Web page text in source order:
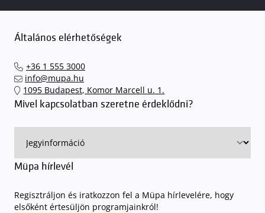
Általános elérhetőségek
+36 1 555 3000
info@mupa.hu
1095 Budapest, Komor Marcell u. 1.
Mivel kapcsolatban szeretne érdeklődni?
Müpa hírlevél
Regisztráljon és iratkozzon fel a Müpa hírlevelére, hogy
elsőként értesüljön programjainkról!